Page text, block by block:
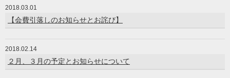
2018.03.01
【会費引落しのお知らせとお詫び】
2018.02.14
２月、３月の予定とお知らせについて